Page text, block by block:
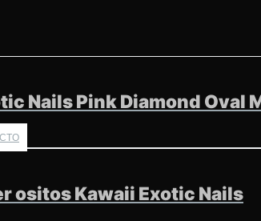
Nails Pink Diamond Oval
ositos Kawaii Exotic Nails